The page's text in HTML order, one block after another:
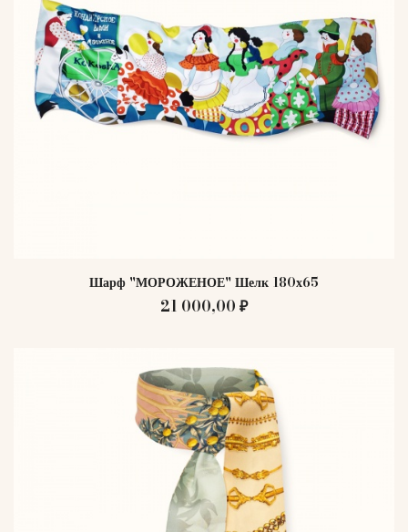
Шарф "МОРОЖЕНОЕ" Шелк 180х65
21 000,00 ₽